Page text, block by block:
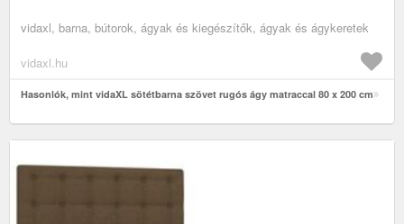
vidaxl, barna, bútorok, ágyak és kiegészítők, ágyak és ágykeretek
vidaxl.hu
Hasonlók, mint vidaXL sötétbarna szövet rugós ágy matraccal 80 x 200 cm